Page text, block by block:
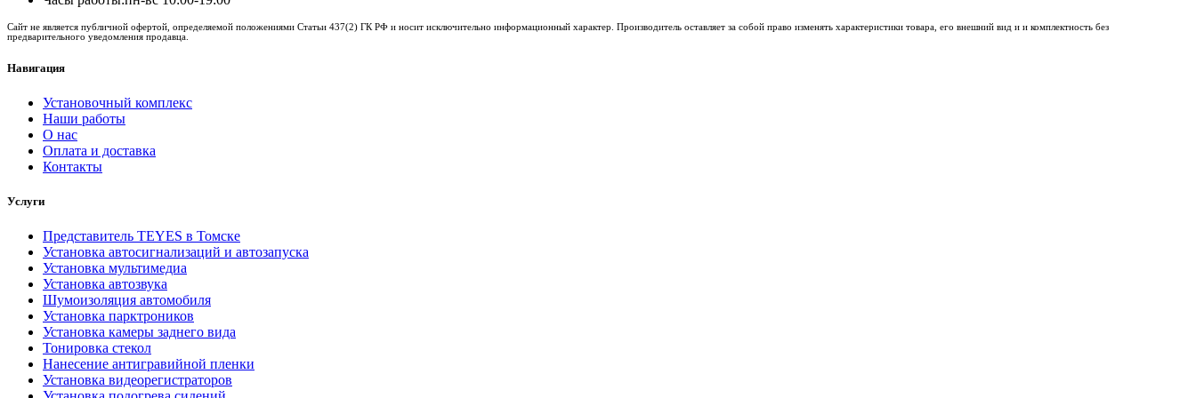
Сайт не является публичной офертой, определяемой положениями Статьи 437(2) ГК РФ и носит исключительно информационный характер. Производитель оставляет за собой право изменять характеристики товара, его внешний вид и и комплектность без
предварительного уведомления продавца.
Навигация
Установочный комплекс
Наши работы
О нас
Оплата и доставка
Контакты
Услуги
Представитель TEYES в Томске
Установка автосигнализаций и автозапуска
Установка мультимедиа
Установка автозвука
Шумоизоляция автомобиля
Установка парктроников
Установка камеры заднего вида
Тонировка стекол
Нанесение антигравийной пленки
Установка видеорегистраторов